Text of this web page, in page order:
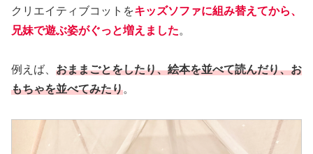
クリエイティブコットをキッズソファに組み替えてから、
兄妹で遊ぶ姿がぐっと増えました。
例えば、 おままごとをしたり、絵本を並べて読んだり、お
もちゃを並べてみたり。